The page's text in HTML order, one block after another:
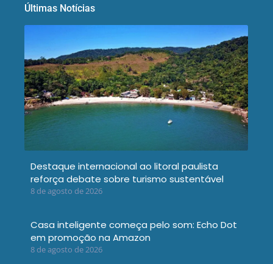
Últimas Notícias
Destaque internacional ao litoral paulista
reforça debate sobre turismo sustentável
8 de agosto de 2026
Casa inteligente começa pelo som: Echo Dot
em promoção na Amazon
8 de agosto de 2026